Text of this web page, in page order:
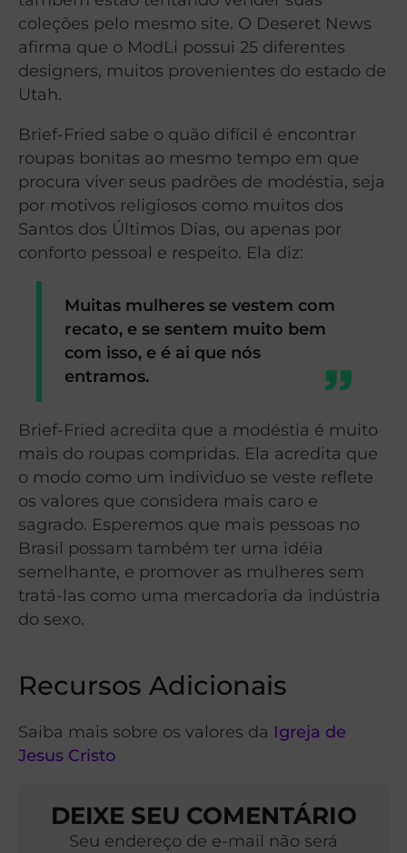
coleções pelo mesmo site. O Deseret News
afirma que o ModLi possui 25 diferentes
designers, muitos provenientes do estado de
Utah.
Brief-Fried sabe o quão difícil é encontrar
roupas bonitas ao mesmo tempo em que
procura viver seus padrões de modéstia, seja
por motivos religiosos como muitos dos
Santos dos Últimos Dias, ou apenas por
conforto pessoal e respeito. Ela diz:
Muitas mulheres se vestem com
recato, e se sentem muito bem
com isso, e é ai que nós
entramos.
Brief-Fried acredita que a modéstia é muito
mais do roupas compridas. Ela acredita que
o modo como um individuo se veste reflete
os valores que considera mais caro e
sagrado. Esperemos que mais pessoas no
Brasil possam também ter uma idéia
semelhante, e promover as mulheres sem
tratá-las como uma mercadoria da indústria
do sexo.
Recursos Adicionais
Saiba mais sobre os valores da Igreja de
Jesus Cristo
DEIXE SEU COMENTÁRIO
Seu endereço de e-mail não será